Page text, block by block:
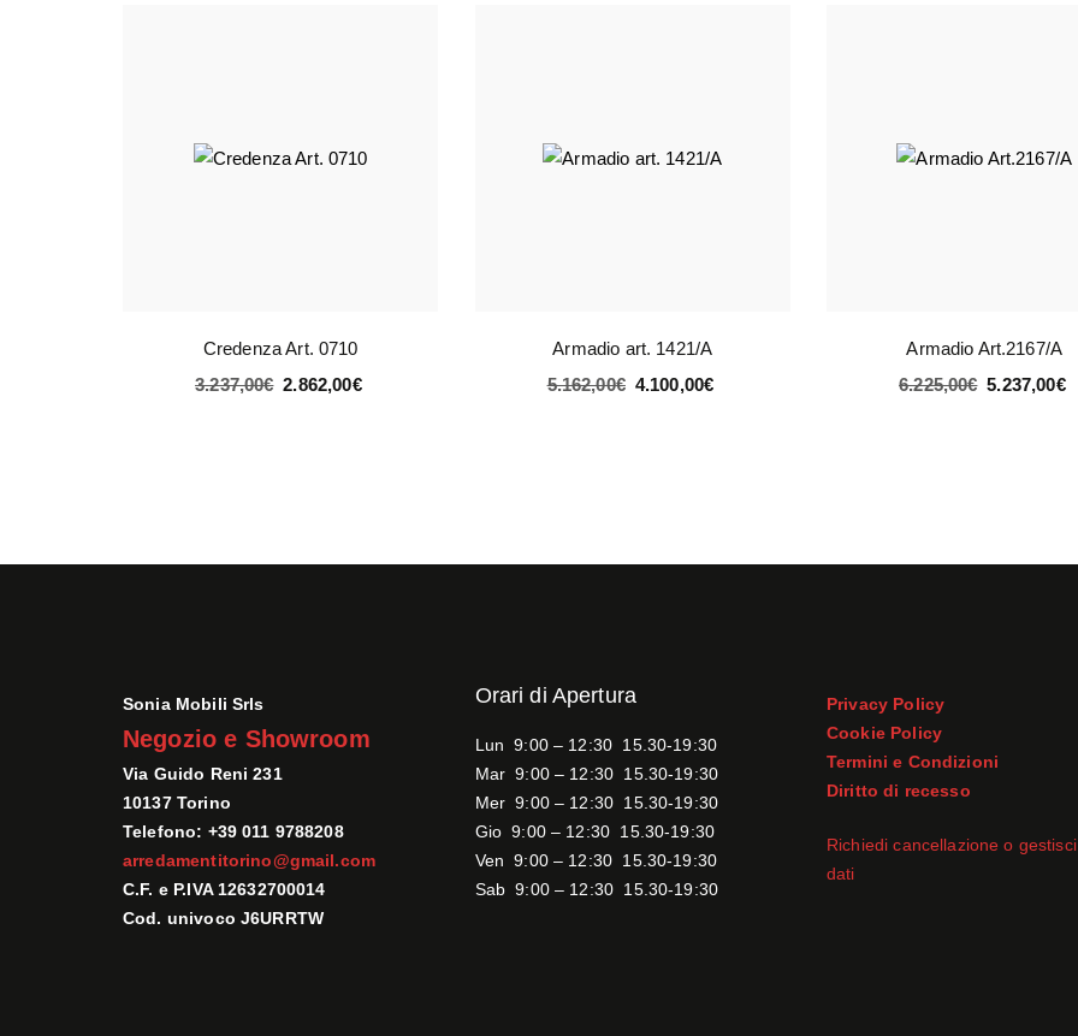
Credenza Art. 0710
3.237,00€ 2.862,00€
Armadio art. 1421/A
5.162,00€ 4.100,00€
Armadio Art.2167/A
6.225,00€ 5.237,00€
Sonia Mobili Srls
Negozio e Showroom
Via Guido Reni 231
10137 Torino
Telefono: +39 011 9788208
arredamentitorino@gmail.com
C.F. e P.IVA 12632700014
Cod. univoco J6URRTW
Orari di Apertura
Lun 9:00 – 12:30 15.30-19:30
Mar 9:00 – 12:30 15.30-19:30
Mer 9:00 – 12:30 15.30-19:30
Gio 9:00 – 12:30 15.30-19:30
Ven 9:00 – 12:30 15.30-19:30
Sab 9:00 – 12:30 15.30-19:30
Privacy Policy
Cookie Policy
Termini e Condizioni
Diritto di recesso
Richiedi cancellazione o
dati